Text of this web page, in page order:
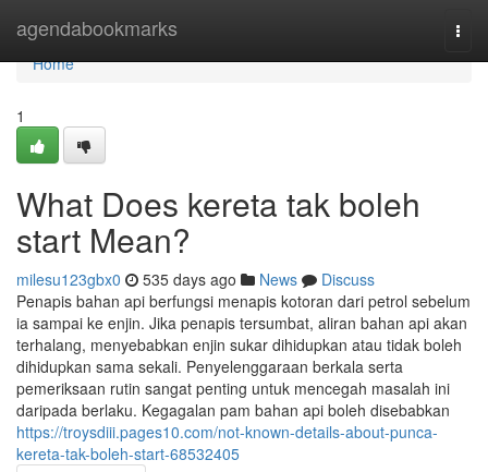
agendabookmarks
Home
Home
1
What Does kereta tak boleh
start Mean?
milesu123gbx0 535 days ago News
Discuss
Penapis bahan api berfungsi menapis kotoran dari petrol sebelum
ia sampai ke enjin. Jika penapis tersumbat, aliran bahan api akan
terhalang, menyebabkan enjin sukar dihidupkan atau tidak boleh
dihidupkan sama sekali. Penyelenggaraan berkala serta
pemeriksaan rutin sangat penting untuk mencegah masalah ini
daripada berlaku. Kegagalan pam bahan api boleh disebabkan
https://troysdiii.pages10.com/not-known-details-about-punca-
kereta-tak-boleh-start-68532405